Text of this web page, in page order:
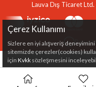
Lauva Dış Ticaret
Çerez Kullanımı
Sizlere en iyi alışveriş deneyimini
sitemizde çerezler(cookies)
için Kvkk sözleşmesini